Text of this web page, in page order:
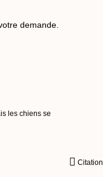
demande.
les chiens se
Citation